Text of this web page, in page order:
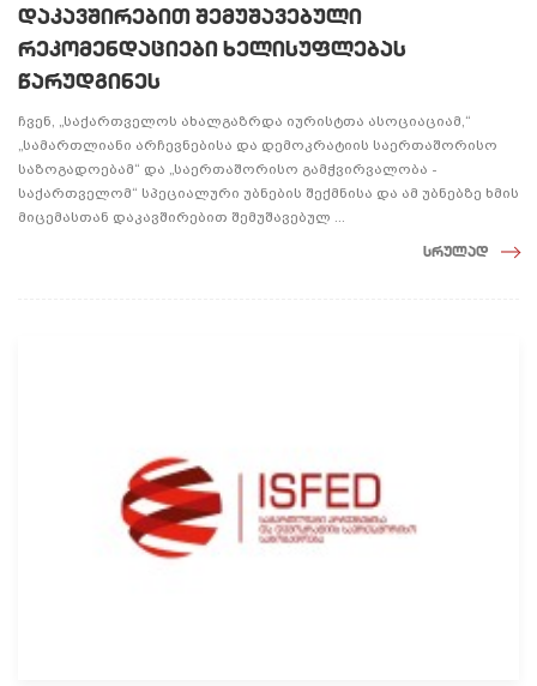
დაკავშირებით შემუშავებული
რეკომენდაციები ხელისუფლებას
წარუდგინეს
ჩვენ, „საქართველოს ახალგაზრდა იურისტთა ასოციაციამ,“
„სამართლიანი არჩევნებისა და დემოკრატიის საერთაშორისო
საზოგადოებამ“ და „საერთაშორისო გამჭვირვალობა -
საქართველომ“ სპეციალური უბნების შექმნისა და ამ უბნებზე ხმის
მიცემასთან დაკავშირებით შემუშავებულ ...
სრულად